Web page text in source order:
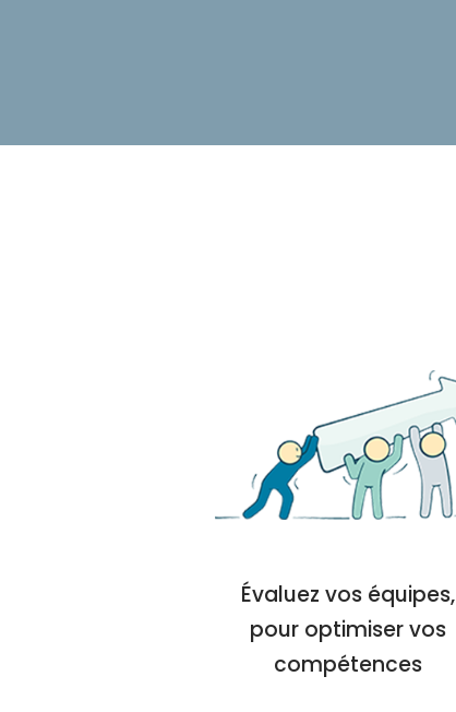
Évaluez vos équipes,
pour optimiser vos
compétences